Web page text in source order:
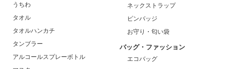
うちわ
タオル
タオルハンカチ
タンブラー
アルコールスプレーボトル
ネックストラップ
ピンバッジ
お守り・匂い袋
バッグ・ファッション
エコバッグ